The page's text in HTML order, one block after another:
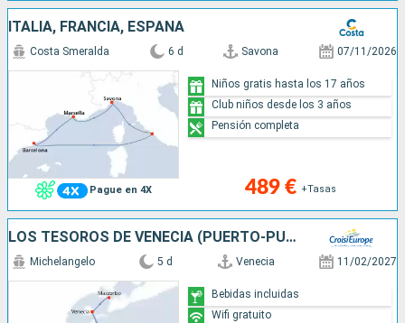
ITALIA, FRANCIA, ESPAÑA
Pague en 4X
Costa Smeralda 6 d Savona 07/11/2026
489 € +Tasas
Niños gratis hasta los 17 años
Club niños desde los 3 años
Pensión completa
LOS TESOROS DE VENECIA (PUERTO-PUERTO)
Michelangelo 5 d Venecia 11/02/2027
Bebidas incluidas
Wifi gratuito